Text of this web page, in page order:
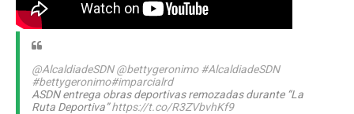
@AlcaldiadeSDN @bettygeronimo #AlcaldiadeSDN
#bettygeronimo#imparcialrd
ASDN entrega obras deportivas remozadas durante “La
Ruta Deportiva”https://t.co/R3ZVbvhKf9